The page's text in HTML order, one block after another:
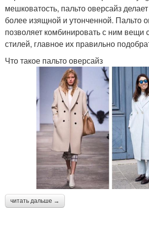
мешковатость, пальто оверсайз
более изящной и утонченной. Пальто
позволяет комбинировать с ним вещи
стилей, главное их правильно
Что такое пальто оверсайз
читать дальше →